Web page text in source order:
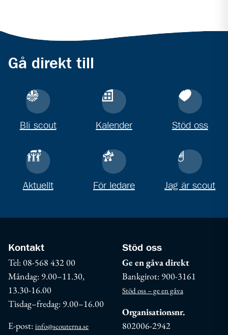
Gå direkt till
Bli scout Kalender Stöd oss
Aktuellt För ledare Jag är scout
Kontakt
Tel: 08-568 432 00
Måndag: 9.00–11.30,
13.30-16.00
Tisdag–fredag: 9.00–16.00
E-post: info@scouterna.se
Stöd oss
Ge en gåva direkt
Bankgirot: 900-3161
Stöd oss – ge en gåva
Organisationsnr.
802006-2942